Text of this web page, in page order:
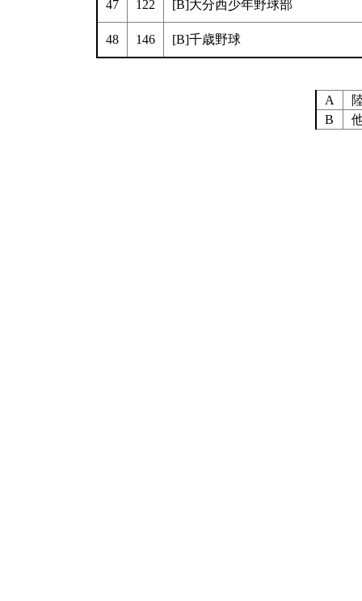
47 122 [B]大分西少年野球部
48 146 [B]千歳野球
A
B